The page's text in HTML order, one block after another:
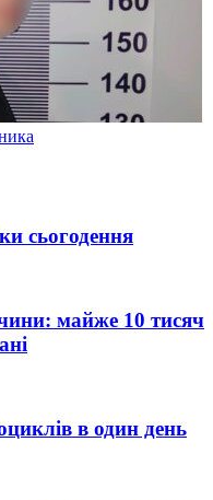
сьогодення
майже 10 тисяч
в один день